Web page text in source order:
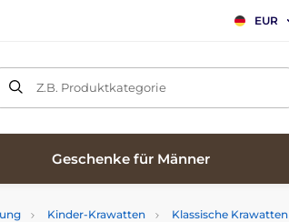
EUR
Z.B. Produktkategorie
Geschenke für Männer
Kinder-Krawatten Klassische Krawatten